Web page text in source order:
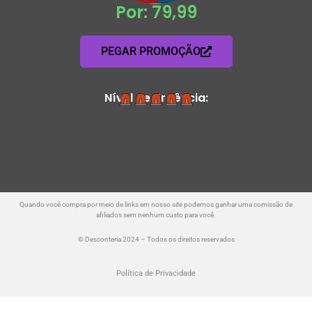
Por: 79,99
PEGAR PROMOÇÃO
Nível de Urgência:
Quando você compra por meio de links em nosso site podemos ganhar uma comissão de
afiliados sem nenhum custo para você.
© Desconteria 2024 – Todos os direitos reservados
Política de Privacidade